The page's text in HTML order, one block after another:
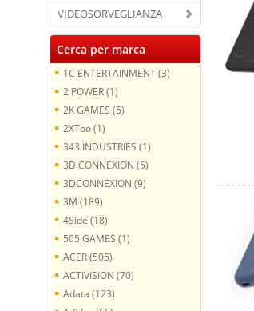
VIDEOSORVEGLIANZA
Cerca per marca
1C ENTERTAINMENT (3)
2 POWER (1)
2K GAMES (5)
2XToo (1)
343 INDUSTRIES (1)
3D CONNEXION (5)
3DCONNEXION (9)
3M (189)
4Side (18)
505 GAMES (1)
ACER (505)
ACTIVISION (70)
Adata (123)